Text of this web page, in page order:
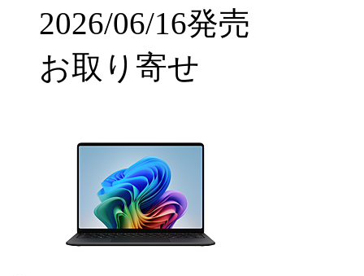
2026/06/16発売
お取り寄せ